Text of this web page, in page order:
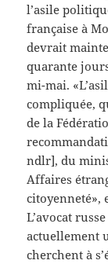
l’asile
française à
devrait
quarante
mi-mai.
compliquée,
de la
ndlr], du
Affaires
citoyenneté»,
L’avocat
actuellement
cherchent à